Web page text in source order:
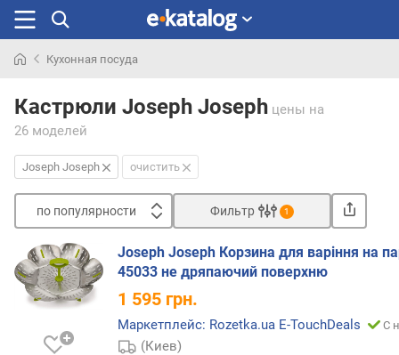
раньше
Кухонная посуда
Кастрюли Joseph Joseph цены на
26 моделей
Joseph Joseph очистить
по популярности
п
о
п
п
Фильтр 1
Joseph Joseph Корзина для варіння на
45033 не дряпаючий поверхню
1 595 грн.
Маркетплейс: Rozetka.ua E-TouchDeals С
(Киев)